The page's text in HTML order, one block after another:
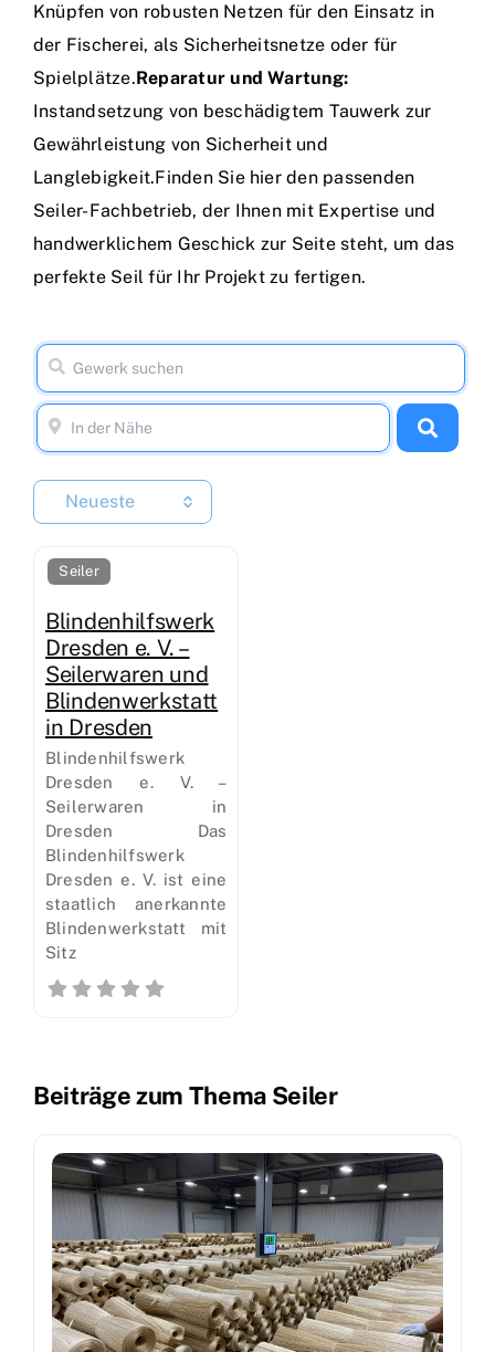
Knüpfen von robusten Netzen für den Einsatz in
der Fischerei, als Sicherheitsnetze oder für
Spielplätze.Reparatur und Wartung:
Instandsetzung von beschädigtem Tauwerk zur
Gewährleistung von Sicherheit und
Langlebigkeit.Finden Sie hier den passenden
Seiler-Fachbetrieb, der Ihnen mit Expertise und
handwerklichem Geschick zur Seite steht, um das
perfekte Seil für Ihr Projekt zu fertigen.
Neueste
Seiler
Blindenhilfswerk
Dresden e. V. –
Seilerwaren und
Blindenwerkstatt
in Dresden
Blindenhilfswerk
Dresden e. V. –
Seilerwaren in
Dresden Das
Blindenhilfswerk
Dresden e. V. ist eine
staatlich anerkannte
Blindenwerkstatt mit
Sitz
Beiträge zum Thema Seiler